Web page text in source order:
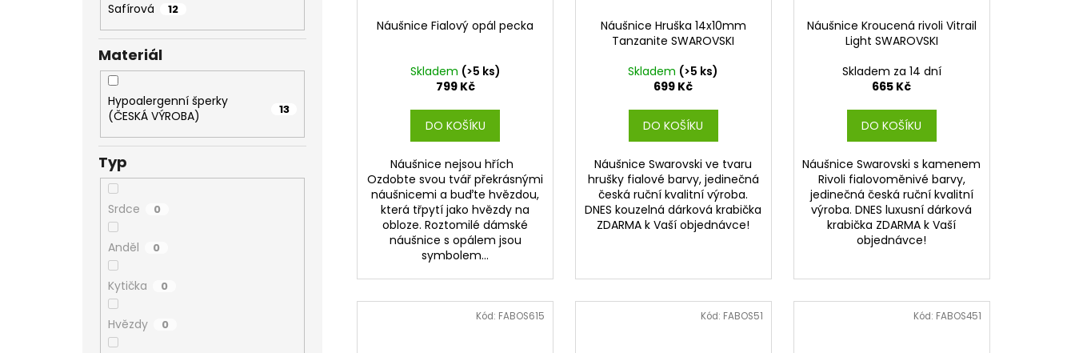
Safírová 12
Materiál
Hypoalergenní šperky
(ČESKÁ VÝROBA)
13
Typ
Srdce 0
Anděl 0
Kytička 0
Hvězdy 0
Náušnice Fialový opál pecka
Skladem (>5 ks)
799 Kč
DO KOŠÍKU
Náušnice nejsou hřích
Ozdobte svou tvář překrásnými
náušnicemi a buďte hvězdou,
která třpytí jako hvězdy na
obloze. Roztomilé dámské
náušnice s opálem jsou
symbolem...
Náušnice Hruška 14x10mm
Tanzanite SWAROVSKI
Skladem (>5 ks)
699 Kč
DO KOŠÍKU
Náušnice Swarovski ve tvaru
hrušky fialové barvy, jedinečná
česká ruční kvalitní výroba.
DNES kouzelná dárková krabička
ZDARMA k Vaší objednávce!
Náušnice Kroucená rivoli Vitrail
Light SWAROVSKI
Skladem za 14 dní
665 Kč
DO KOŠÍKU
Náušnice Swarovski s kamenem
Rivoli fialovoměnivé barvy,
jedinečná česká ruční kvalitní
výroba. DNES luxusní dárková
krabička ZDARMA k Vaší
objednávce!
Kód: FABOS615 Kód: FABOS51 Kód: FABOS451